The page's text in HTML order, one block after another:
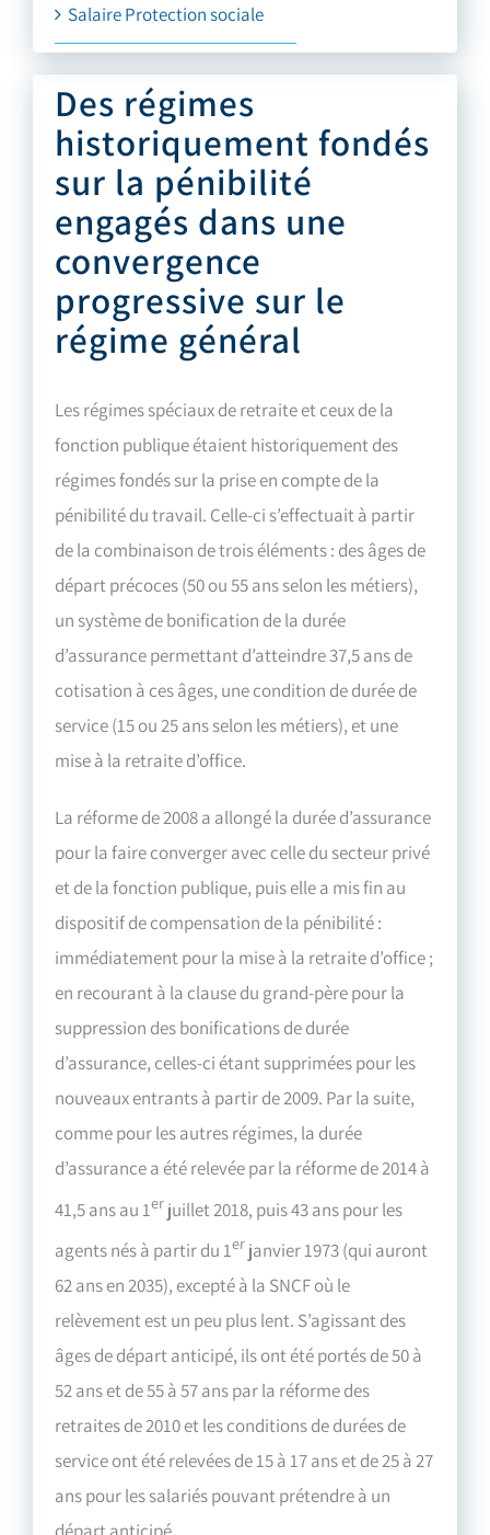
Salaire Protection sociale
Des régimes
historiquement fondés
sur la pénibilité
engagés dans une
convergence
progressive sur le
régime général
Les régimes spéciaux de retraite et ceux de la
fonction publique étaient historiquement des
régimes fondés sur la prise en compte dela
pénibilité du travail. Celle-ci s’effectuait à partir
de la combinaison de trois éléments : des âges de
départ précoces (50 ou 55 ans selon les métiers),
un système de bonification de la durée
d’assurance permettant d’atteindre 37,5 ans de
cotisation à ces âges, une condition de durée de
service (15 ou 25 ans selon les métiers), et une
mise à la retraite d’office.
La réforme de 2008 a allongé la durée d’assurance
pour la faire converger avec celle du secteur privé
et de la fonction publique, puis elle a mis fin au
dispositif de compensation de la pénibilité :
immédiatement pour la mise à la retraite d’office ;
en recourant à la clause du grand-père pour la
suppression des bonifications de durée
d’assurance, celles-ci étant supprimées pour les
nouveaux entrants à partir de 2009. Par la suite,
comme pour les autres régimes, la durée
d’assurance a été relevée par la réforme de 2014 à
41,5 ans au 1er juillet 2018, puis 43 ans pour les
agents nés à partir du 1er janvier 1973 (qui auront
62 ans en 2035), excepté à la SNCF où le
relèvement est un peu plus lent. S’agissant des
âges de départ anticipé, ils ont été portés de 50 à
52 ans et de 55 à 57 ans par la réforme des
retraites de 2010 et les conditions de durées de
service ont été relevées de 15 à 17 ans et de 25 à 27
ans pour les salariés pouvant prétendre à un